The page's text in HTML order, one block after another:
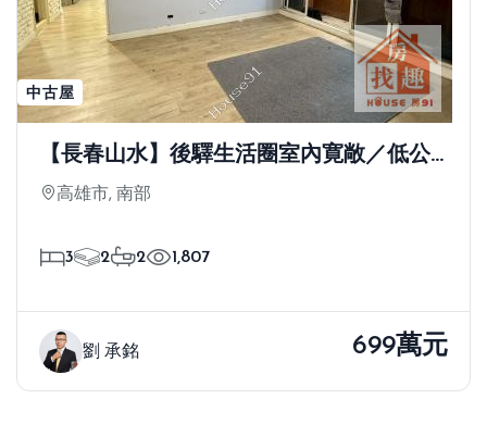
中古屋
【長春山水】後驛生活圈室內寛敞／低公
設小家庭首選
高雄市, 南部
3 2 2 1,807
劉 承銘 699萬元